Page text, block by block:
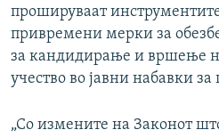
прошируваат
привремени мерки за
за кандидирање и вршење
учество во јавни набавки
„Со измените на Законот